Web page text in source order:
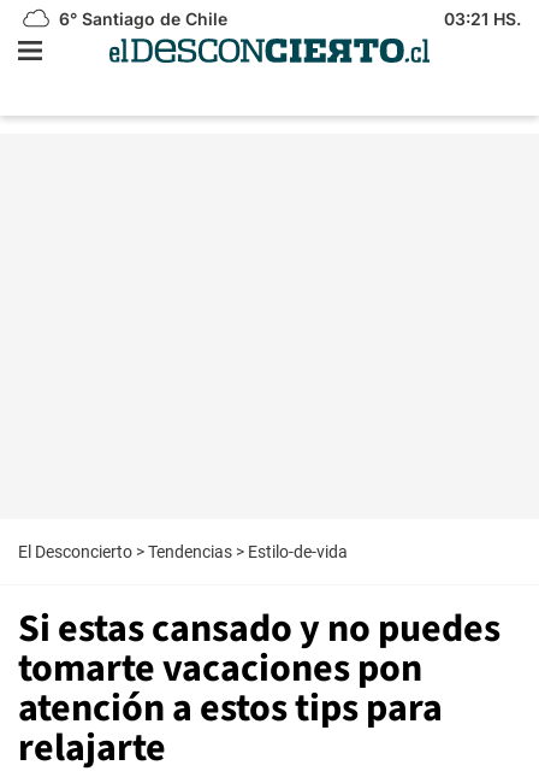
6° Santiago de Chile 03:21 HS.
El Desconcierto >Tendencias > Estilo-de-vida
Si estas cansado y no puedes
tomarte vacaciones pon
atención a estos tips para
relajarte